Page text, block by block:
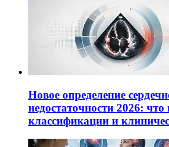
Новое определение
недостаточности 2026:
классификации и